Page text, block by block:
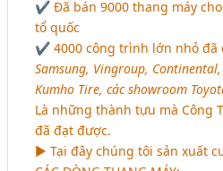
✔ Đã bán 9000 thang máy
tổ quốc
✔ 4000 công trình lớn nhỏ đã
Samsung, Vingroup,
Kumho Tire, các showroom
Là những thành tựu mà Công
đã đạt được.
► Tại đây chúng tôi sản xuất